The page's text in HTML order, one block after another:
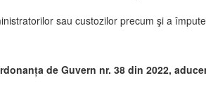
sau custozilor precum şi a
de Guvern nr. 38 din 2022,